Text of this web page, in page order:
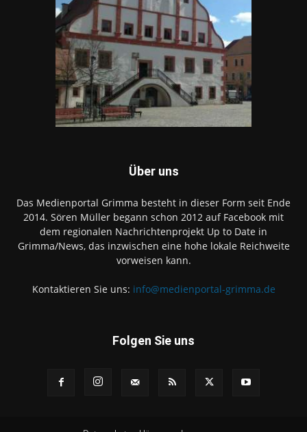
Über uns
Das Medienportal Grimma besteht in dieser Form seit Ende
2014. Sören Müller begann schon 2012 auf Facebook mit
dem regionalen Nachrichtenprojekt Up to Date in
Grimma/News, das inzwischen eine hohe lokale Reichweite
vorweisen kann.
Kontaktieren Sie uns: info@medienportal-grimma.de
Folgen Sie uns